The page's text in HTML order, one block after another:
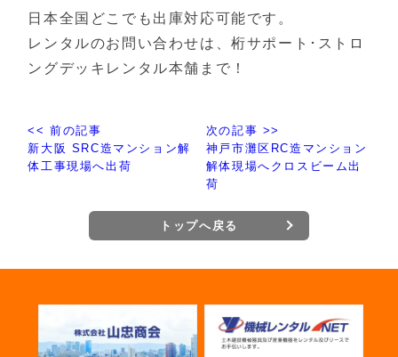
日本全国どこでも出庫対応可能です。
レンタルのお問い合わせは、桁サポート･ストロ
ングデッキレンタル本舗まで！
<< 前の記事
新大阪 SRC造マンション解
体工事現場へ出荷
次の記事 >>
神戸市灘区RC造マンション
解体現場へクロスビーム出
荷
トップへ戻る